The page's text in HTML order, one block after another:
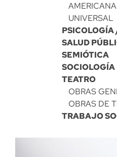
AMERICANA
UNIVERSAL
SALUD
SEMIÓTICA
SOCIOLOGÍA
TEATRO
OBRAS
OBRAS DE
TRABAJO